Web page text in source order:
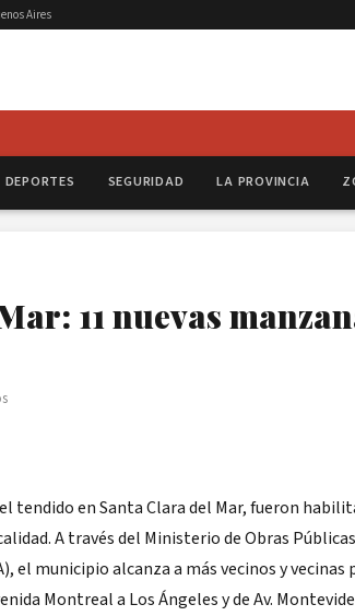
Aires
DEPORTES SEGURIDAD LA PROVINCIA
11 nuevas
en Santa Clara del Mar, fueron
A través del Ministerio de Obras
el municipio alcanza a más vecinos y
Montreal a Los Ángeles y de Av.